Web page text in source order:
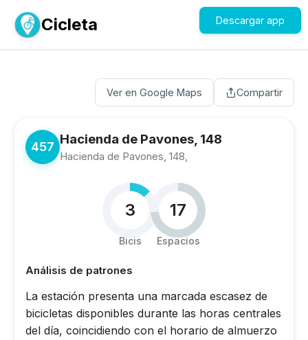
Cicleta Descargar app
Ver en Google Maps Compartir
457 Hacienda de Pavones, 148
Hacienda de Pavones, 148,
3
Bicis
17
Espacios
Análisis de patrones
La estación presenta una marcada escasez de
bicicletas disponibles durante las horas centrales
del día, coincidiendo con el horario de almuerzo